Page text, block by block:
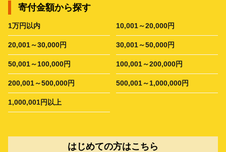
寄付金額から探す
1万円以内 10,001～20,000円
20,001～30,000円 30,001～50,000円
50,001～100,000円 100,001～200,000円
200,001～500,000円 500,001～1,000,000円
1,000,001円以上
はじめての方はこちら